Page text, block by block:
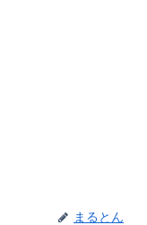
まるとん